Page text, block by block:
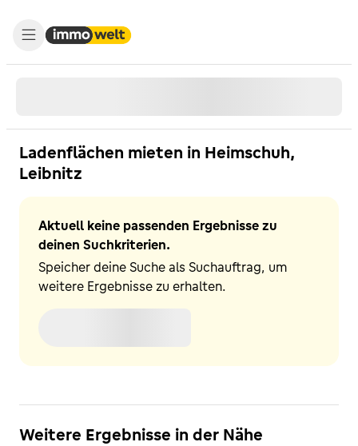
Ladenflächen mieten in Heimschuh,
Leibnitz
Aktuell keine passenden Ergebnisse zu
deinen Suchkriterien.
Speicher deine Suche als Suchauftrag, um
weitere Ergebnisse zu erhalten.
Weitere Ergebnisse in der Nähe